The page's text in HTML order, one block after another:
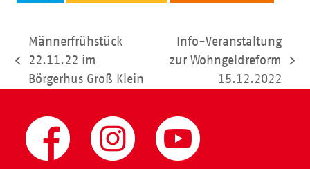
vorheriger
Beitrag:
Männerfrühstück
22.11.22 im
Börgerhus Groß Klein
Nächster
Beitrag:
Info-Veranstaltung
zur Wohngeldreform
15.12.2022